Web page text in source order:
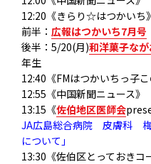
12:20《きらり☆はつかいち》
前半： 広報はつかいち7月号
後半：5/20(月)和洋菓子なが
年生
12:40《FMはつかいちっ子
12:55《中国新聞ニュース》
13:15《佐伯地区医師会
JA広島総合病院 皮膚科 梅
について」
13:30《佐伯区とっておきコ